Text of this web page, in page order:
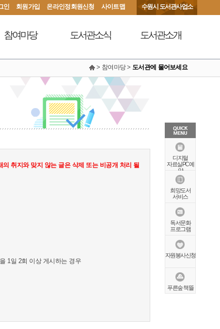
인 회원가입 온라인정회원신청 사이트맵 수원시 도서관사업소
참여마당 도서관소식
공지사항
공개자료실
도서관소개
연혁
> 참여마당 > 도서관에 물어보세요
취지와 맞지 않는 글은 삭제 또는 비공개 처리 될
1일 2회 이상 게시하는 경우
디지털
자료실PC예
약
희망도서
서비스
독서문화
프로그램
자원봉사신청
푸른숲 책뜰